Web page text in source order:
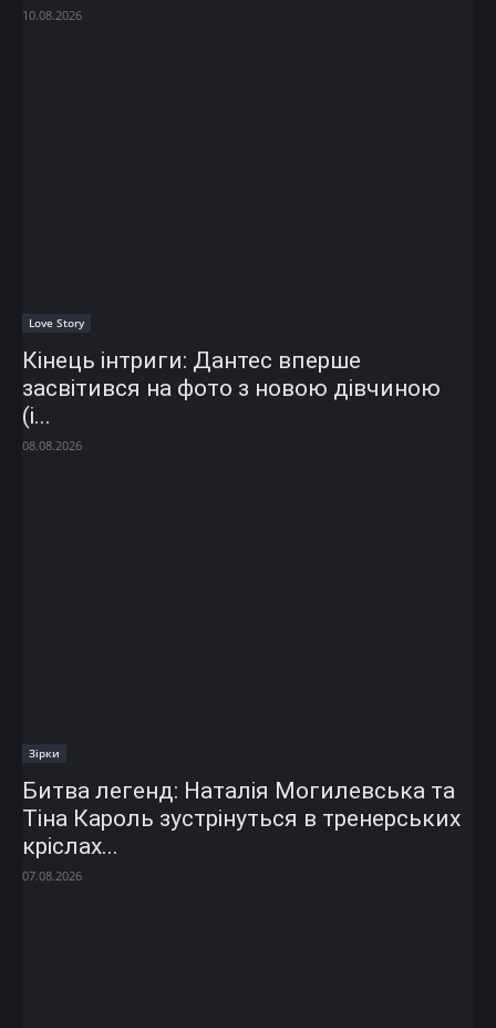
10.08.2026
Love Story
Кінець інтриги: Дантес вперше
засвітився на фото з новою дівчиною
(і...
08.08.2026
Зірки
Битва легенд: Наталія Могилевська та
Тіна Кароль зустрінуться в тренерських
кріслах...
07.08.2026